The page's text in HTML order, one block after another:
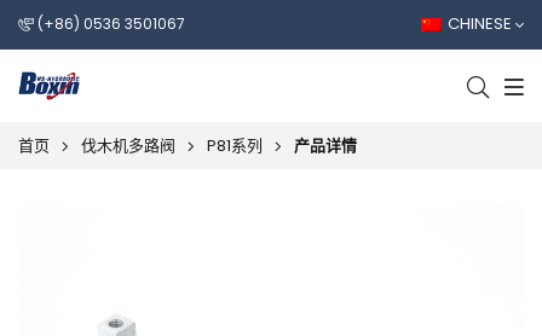
(+86) 0536 3501067 CHINESE
首页 伐木机多路阀 P81系列 产品详情